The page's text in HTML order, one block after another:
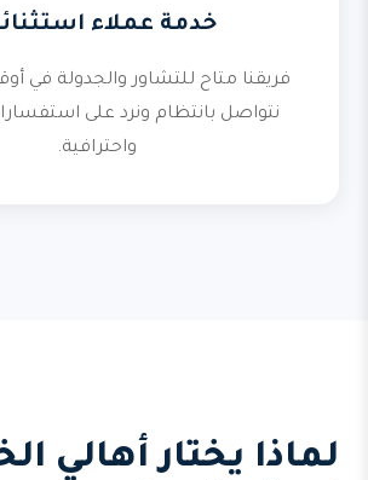
خدمة عملاء
فريقنا متاح للتشاور والجدولة في
نتواصل بانتظام ونرد على
واحترافية.
لماذا يختار أهالي